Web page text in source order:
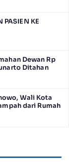
PASIEN KE
Dewan Rp
Ditahan
Wali Kota
dari Rumah